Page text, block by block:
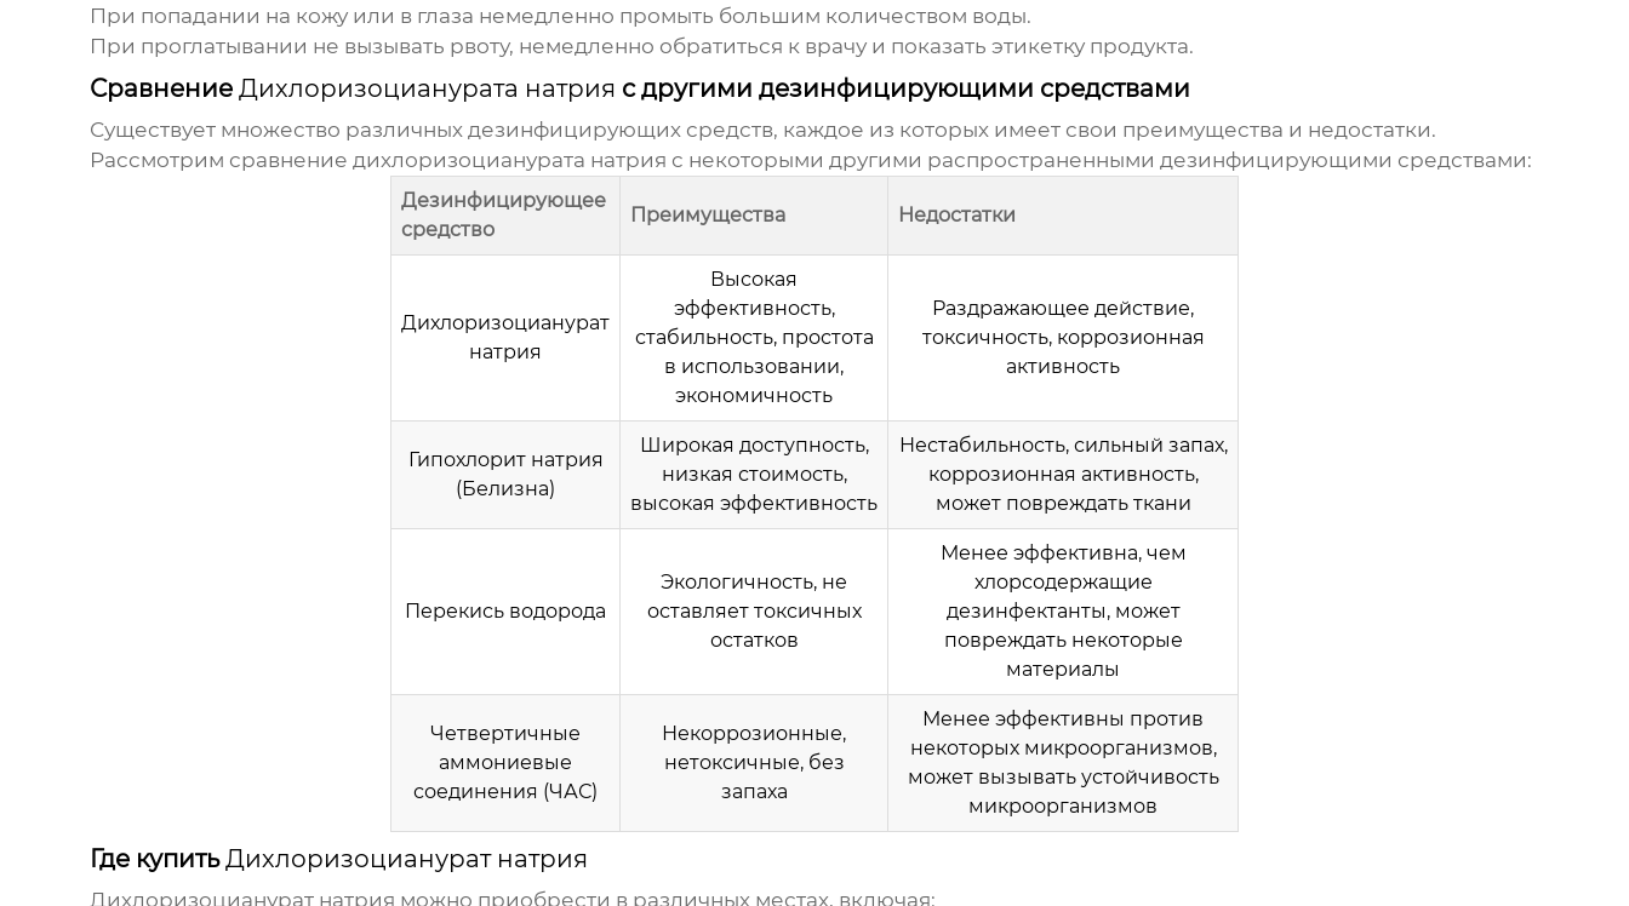
При попадании на кожу или в глаза немедленно промыть большим количеством воды.
При проглатывании не вызывать рвоту, немедленно обратиться к врачу и показать этикетку продукта.
Сравнение Дихлоризоцианурата натрия с другими дезинфицирующими средствами
Существует множество различных дезинфицирующих средств, каждое из которых имеет свои преимущества и недостатки.
Рассмотрим сравнение дихлоризоцианурата натрия с некоторыми другими распространенными дезинфицирующими средствами:
Дезинфицирующее
средство
Преимущества Недостатки
Дихлоризоцианурат
натрия
Высокая
эффективность,
стабильность, простота
в использовании,
экономичность
Раздражающее действие,
токсичность, коррозионная
активность
Гипохлорит натрия
(Белизна)
Широкая доступность,
низкая стоимость,
высокая эффективность
Нестабильность, сильный запах,
коррозионная активность,
может повреждать ткани
Перекись водорода
Экологичность, не
оставляет токсичных
остатков
Менее эффективна, чем
хлорсодержащие
дезинфектанты, может
повреждать некоторые
материалы
Четвертичные
аммониевые
соединения (ЧАС)
Некоррозионные,
нетоксичные, без
запаха
Менее эффективны против
некоторых микроорганизмов,
может вызывать устойчивость
микроорганизмов
Где купитьДихлоризоцианурат натрия
Дихлоризоцианурат натрия можно приобрести в различных местах, включая: